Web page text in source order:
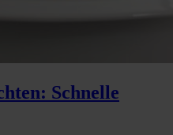
Schnelle